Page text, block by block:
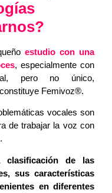
estudio con una
, especialmente con
pero no único,
Femivoz®.
vocales son
de trabajar la voz con
clasificación de las
sus características
en diferentes